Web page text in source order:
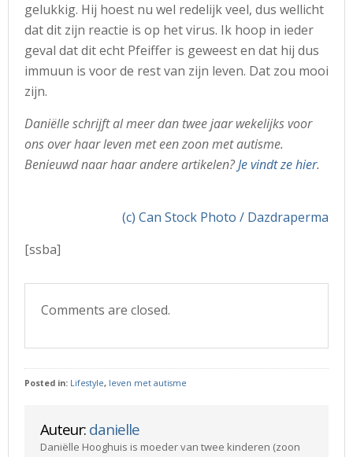
gelukkig. Hij hoest nu wel redelijk veel, dus wellicht
dat dit zijn reactie is op het virus. Ik hoop in ieder
geval dat dit echt Pfeiffer is geweest en dat hij dus
immuun is voor de rest van zijn leven. Dat zou mooi
zijn.
Daniëlle schrijft al meer dan twee jaar wekelijks voor
ons over haar leven met een zoon met autisme.
Benieuwd naar haar andere artikelen?Je vindt ze hier.
(c) Can Stock Photo / Dazdraperma
[ssba]
Comments are closed.
Posted in: Lifestyle, leven met autisme
Auteur: danielle
Daniëlle Hooghuis is moeder van twee kinderen (zoon